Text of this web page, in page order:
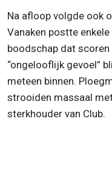
Na afloop volgde ook
Vanaken postte
boodschap dat
“ongelooflijk gevoel”
meteen binnen.
strooiden massaal
sterkhouder van Club.